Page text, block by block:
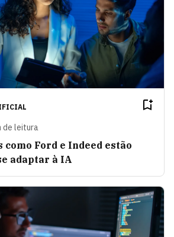
de leitura
como Ford e Indeed estão
adaptar à IA